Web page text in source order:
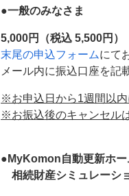
●一般のみなさま
5,000円（税込 5,500円）
末尾の申込フォームにて
メール内に振込口座を記
※お申込日から1週間以
※お振込後のキャンセル
●MyKomon自動更新ホー
相続財産シミュレーシ